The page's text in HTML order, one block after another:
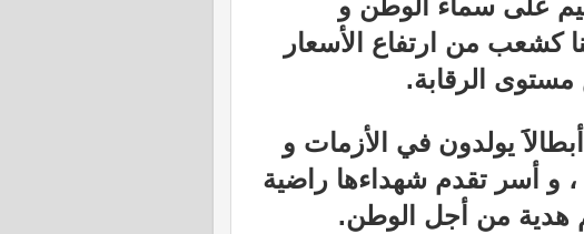
على سماء الوطن و
كشعب من ارتفاع الأسعار
الرقابة.
يولدون في الأزمات و
و أسر تقدم شهداءها راضية
هدية من أجل الوطن.